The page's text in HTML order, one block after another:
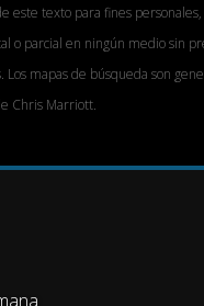
este texto para fines
o parcial en ningún medio sin
mapas de búsqueda son
Chris Marriott.